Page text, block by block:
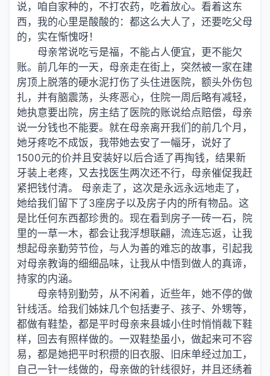
说，咱自家种的，不打农药，吃着放心。看着这东
西，我的心里是酸酸的：都这么大人了，还要吃父母
的，实在惭愧呀！
母亲常说吃亏是福，不能占人便宜，更不能欠
账。前几年的一天，母亲走在街上，突然被一家在建
房顶上脱落的硬水泥打伤了头住进医院，额头外伤包
扎，并有脑震荡，头疼恶心，住院一周后略有减轻，
她执意要出院，房主结了医院的账说给点赔偿，母亲
说一分钱也不能要。就在母亲离开我们的前几个月，
她牙疼吃不成饭，我带她去安了一幅牙，说好了
1500元的价并且安装好以后合适了再掏钱，结果新
牙装上老疼，又去找医生两次还不行，母亲催促我赶
紧把钱付清。 母亲走了，这次是永远永远地走了，
她给我们留下了3座房子以及房子内的所有物品。这
是比任何东西都珍贵的。现在看到房子一砖一石，院
里的一草一木，都会让我浮想联翩，流连忘返，让我
想起母亲勤劳节俭，与人为善的难忘的故事，引起我
对母亲教诲的细细品味，让我从中悟到做人的真谛，
持家的内涵。
母亲特别勤劳，从不闲着，近些年，她不停的做
针线活。给我们姊妹几个包括妻子、孩子、外甥等，
都做有鞋垫，都是平时母亲来县城小住时悄悄裁下鞋
样，回去有照样做的。一双鞋垫虽小，做起来可不容
易，都是她把平时积攒的旧衣服、旧床单经过加工，
自己一针一线做的，母亲做的针线很好，并且还绣着